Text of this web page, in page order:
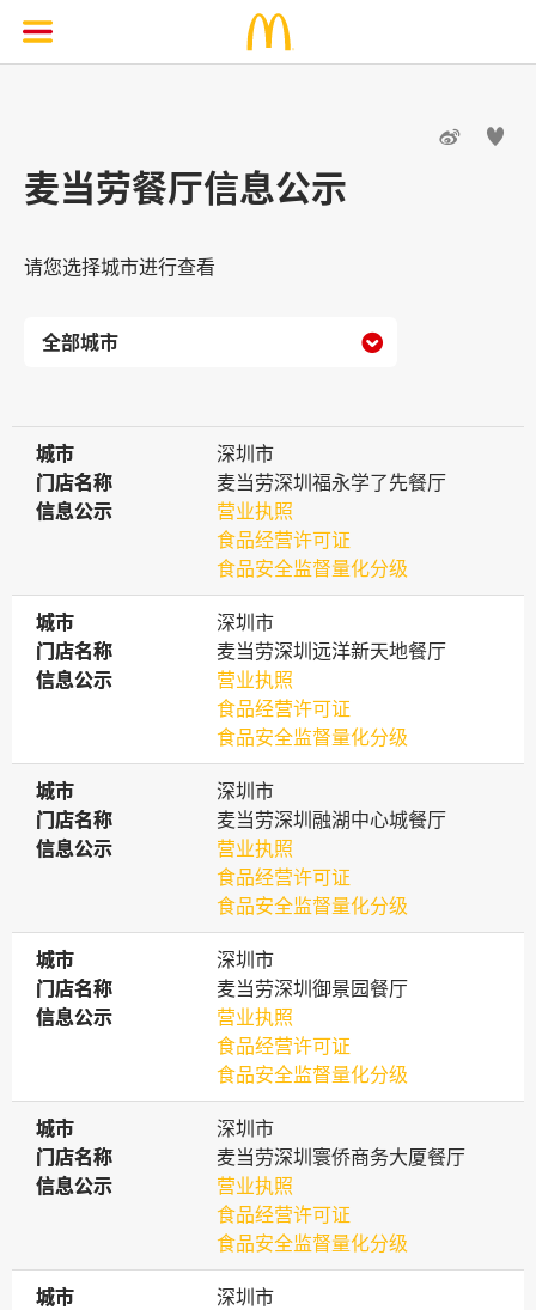
 
麦当劳餐厅信息公示
请您选择城市进行查看

城市
城市
深圳市
门店名称
门店名称
麦当劳深圳福永学了先餐厅
信息公示
信息公示
营业执照
食品经营许可证
食品安全监督量化分级
城市
城市
深圳市
门店名称
门店名称
麦当劳深圳远洋新天地餐厅
信息公示
信息公示
营业执照
食品经营许可证
食品安全监督量化分级
城市
城市
深圳市
门店名称
门店名称
麦当劳深圳融湖中心城餐厅
信息公示
信息公示
营业执照
食品经营许可证
食品安全监督量化分级
城市
城市
深圳市
门店名称
门店名称
麦当劳深圳御景园餐厅
信息公示
信息公示
营业执照
食品经营许可证
食品安全监督量化分级
城市
城市
深圳市
门店名称
门店名称
麦当劳深圳寰侨商务大厦餐厅
信息公示
信息公示
营业执照
食品经营许可证
食品安全监督量化分级
城市
城市
深圳市